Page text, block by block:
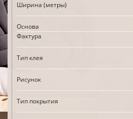
Ширина (метры)
Основа
Фактура
Тип клея
Рисунок
Тип покрытия